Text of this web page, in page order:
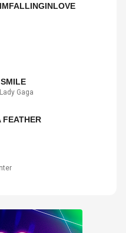
Gaga
FEATHER